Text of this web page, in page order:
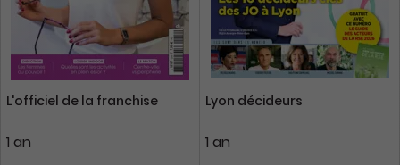
L'officiel de la franchise
1 an
Lyon décideurs
1 an